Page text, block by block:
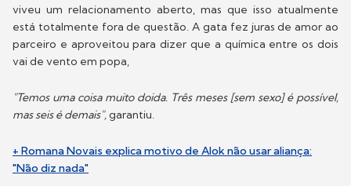
viveu um relacionamento aberto, mas que isso atualmente
está totalmente fora de questão. A gata fez juras de amor ao
parceiro e aproveitou para dizer que a química entre os dois
vai de vento em popa,
"Temos uma coisa muito doida. Três meses [sem sexo] é possível,
mas seis é demais",garantiu.
+ Romana Novais explica motivo de Alok não usar aliança:
"Não diz nada"